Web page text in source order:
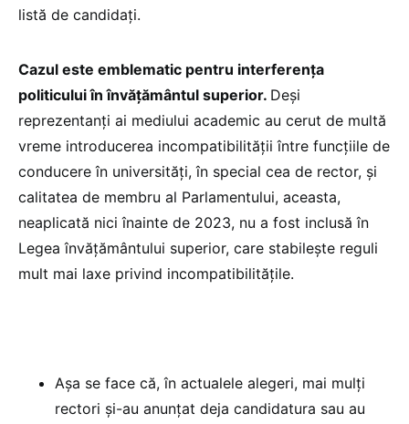
listă de candidați.
Cazul este emblematic pentru interferența
politicului în învățământul superior. Deși
reprezentanți ai mediului academic au cerut de multă
vreme introducerea incompatibilității între funcțiile de
conducere în universități, în special cea de rector, și
calitatea de membru al Parlamentului, aceasta,
neaplicată nici înainte de 2023, nu a fost inclusă în
Legea învățământului superior, care stabilește reguli
mult mai laxe privind incompatibilitățile.
Așa se face că, în actualele alegeri, mai mulți
rectori și-au anunțat deja candidatura sau au